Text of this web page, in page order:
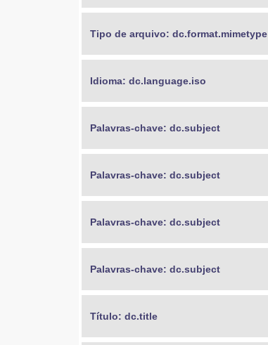
Tipo de arquivo: dc.format.mimetype
Idioma: dc.language.iso
Palavras-chave: dc.subject
Palavras-chave: dc.subject
Palavras-chave: dc.subject
Palavras-chave: dc.subject
Título: dc.title